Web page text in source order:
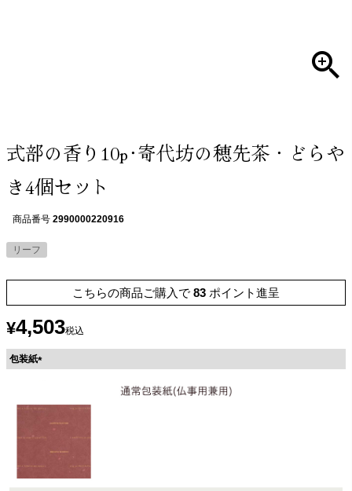
式部の香り10p･寄代坊の穂先茶・どらや
き4個セット
商品番号 2990000220916
リーフ
こちらの商品ご購入で 83 ポイント進呈
¥4,503税込
包装紙
須